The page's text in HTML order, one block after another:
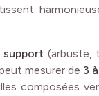
support (arbuste,
mesurer de 3
composées